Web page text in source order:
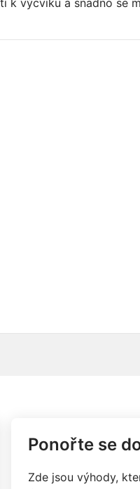
Ponořte se
Zde jsou výhody,